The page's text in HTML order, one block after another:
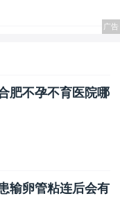
肥不孕不育医院哪
输卵管粘连后会有